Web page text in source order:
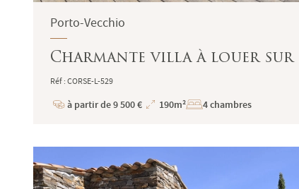
Porto-Vecchio
Charmante villa à louer sur
Réf : CORSE-L-529
Prix
à partir de 9 500 €
Superficie
190m² 4 chambres